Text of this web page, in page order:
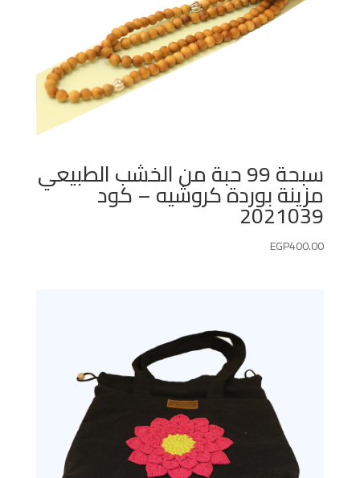
سبحة 99 حبة من الخشب الطبيعي
مزينة بوردة كروشيه – كود
2021039
EGP400.00